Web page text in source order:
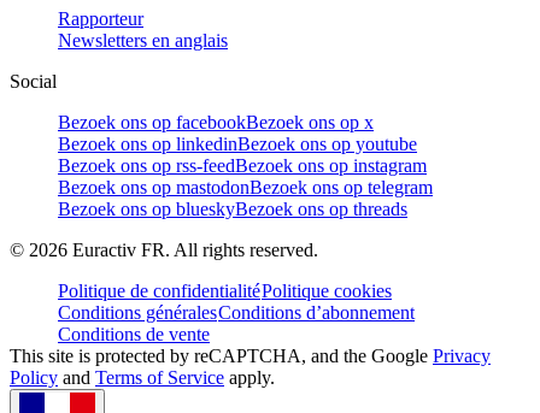
Rapporteur
Newsletters en anglais
Social
Bezoek ons op facebookBezoek ons op x
Bezoek ons op linkedinBezoek ons op youtube
Bezoek ons op rss-feedBezoek ons op instagram
Bezoek ons op mastodonBezoek ons op telegram
Bezoek ons op blueskyBezoek ons op threads
© 2026 Euractiv FR. All rights reserved.
Politique de confidentialitéPolitique cookies
Conditions généralesConditions d’abonnement
Conditions de vente
This site is protected by reCAPTCHA, and the Google Privacy
Policy and Terms of Service apply.